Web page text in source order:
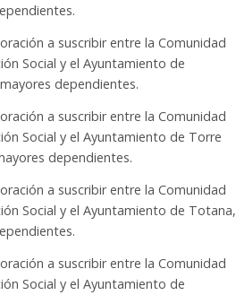
a suscribir entre la Comunidad
Social y el Ayuntamiento de
dependientes.
a suscribir entre la Comunidad
Social y el Ayuntamiento de Torre
dependientes.
a suscribir entre la Comunidad
Social y el Ayuntamiento de Totana,
a suscribir entre la Comunidad
Social y el Ayuntamiento de